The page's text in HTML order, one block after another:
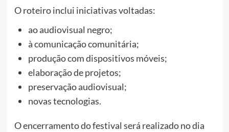
O roteiro inclui iniciativas voltadas:
ao audiovisual negro;
à comunicação comunitária;
produção com dispositivos móveis;
elaboração de projetos;
preservação audiovisual;
novas tecnologias.
O encerramento do festival será realizado no dia